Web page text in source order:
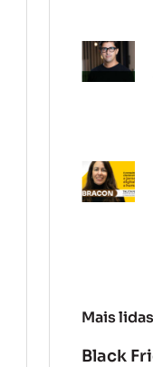
Mais lidas
Black